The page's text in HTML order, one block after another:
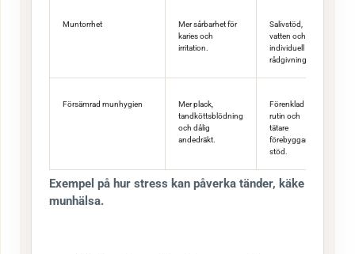
Exempel på hur stress kan påverka tänder, käke och
munhälsa.
Muntorrhet
Mer sårbarhet för
karies och
irritation.
Salivstöd,
vatten och
individuell
rådgivning.
Försämrad munhygien
Mer plack,
tandköttsblödning
och dålig
andedräkt.
Förenklad
rutin och
tätare
förebyggande
stöd.